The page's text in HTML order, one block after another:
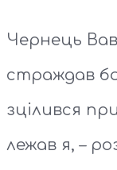
Чернець
страждав
зцілився
лежав я, –